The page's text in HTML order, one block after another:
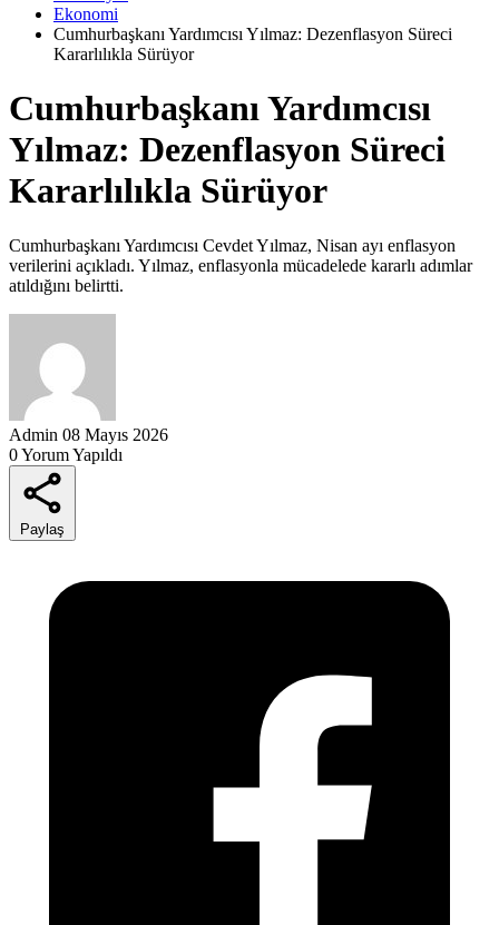
Ekonomi
Cumhurbaşkanı Yardımcısı Yılmaz: Dezenflasyon Süreci
Kararlılıkla Sürüyor
Cumhurbaşkanı Yardımcısı
Yılmaz: Dezenflasyon Süreci
Kararlılıkla Sürüyor
Cumhurbaşkanı Yardımcısı Cevdet Yılmaz, Nisan ayı enflasyon
verilerini açıkladı. Yılmaz, enflasyonla mücadelede kararlı adımlar
atıldığını belirtti.
Admin 08 Mayıs 2026
0 Yorum Yapıldı
Paylaş